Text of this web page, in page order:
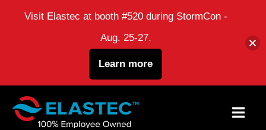
छोड़कर
Visit Elastec at booth #520 during StormCon -
Aug. 25-27.
Learn more